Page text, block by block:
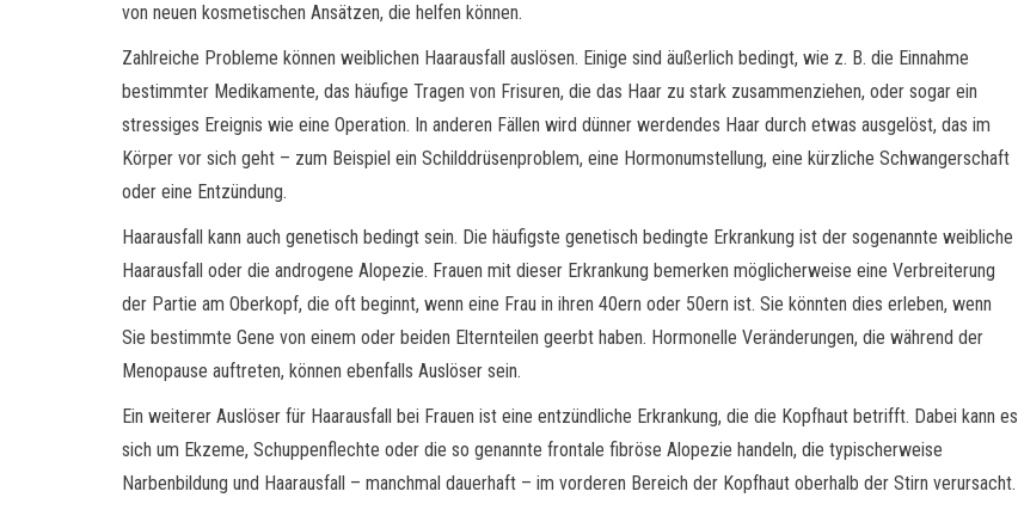
von neuen kosmetischen Ansätzen, die helfen können.
Zahlreiche Probleme können weiblichen Haarausfall auslösen. Einige sind äußerlich bedingt, wie z. B. die Einnahme
bestimmter Medikamente, das häufige Tragen von Frisuren, die das Haar zu stark zusammenziehen, oder sogar ein
stressiges Ereignis wie eine Operation. In anderen Fällen wird dünner werdendes Haar durch etwas ausgelöst, das im
Körper vor sich geht – zum Beispiel ein Schilddrüsenproblem, eine Hormonumstellung, eine kürzliche Schwangerschaft
oder eine Entzündung.
Haarausfall kann auch genetisch bedingt sein. Die häufigste genetisch bedingte Erkrankung ist der sogenannte weibliche
Haarausfall oder die androgene Alopezie. Frauen mit dieser Erkrankung bemerken möglicherweise eine Verbreiterung
der Partie am Oberkopf, die oft beginnt, wenn eine Frau in ihren 40ern oder 50ern ist. Sie könnten dies erleben, wenn
Sie bestimmte Gene von einem oder beiden Elternteilen geerbt haben. Hormonelle Veränderungen, die während der
Menopause auftreten, können ebenfalls Auslöser sein.
Ein weiterer Auslöser für Haarausfall bei Frauen ist eine entzündliche Erkrankung, die die Kopfhaut betrifft. Dabei kann es
sich um Ekzeme, Schuppenflechte oder die so genannte frontale fibröse Alopezie handeln, die typischerweise
Narbenbildung und Haarausfall – manchmal dauerhaft – im vorderen Bereich der Kopfhaut oberhalb der Stirn verursacht.